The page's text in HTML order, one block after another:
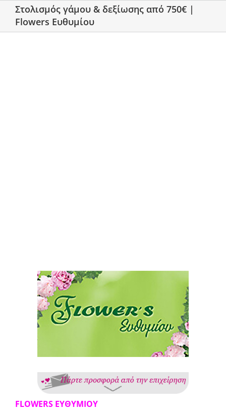
Στολισμός γάμου & δεξίωσης από 750€ |
Flowers Ευθυμίου
Larger
Image
FLOWERS ΕΥΘΥΜΙΟΥ